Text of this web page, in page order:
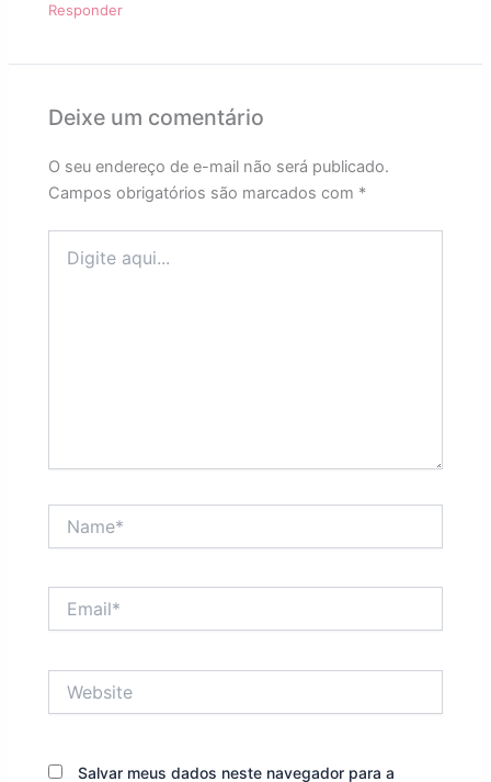
Responder
Deixe um comentário
O seu endereço de e-mail não será publicado.
Campos obrigatórios são marcados com *
aqui...
Salvar meus dados neste navegador para a